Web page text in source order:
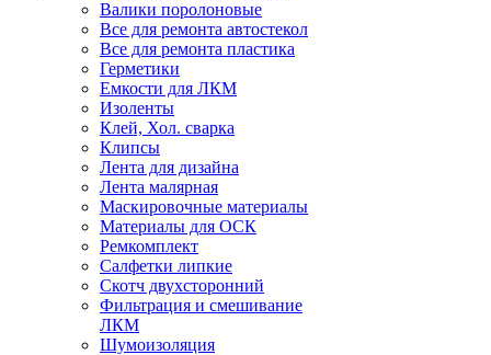
Валики поролоновые
Все для ремонта автостекол
Все для ремонта пластика
Герметики
Емкости для ЛКМ
Изоленты
Клей, Хол. сварка
Клипсы
Лента для дизайна
Лента малярная
Маскировочные материалы
Материалы для ОСК
Ремкомплект
Салфетки липкие
Скотч двухсторонний
Фильтрация и смешивание
ЛКМ
Шумоизоляция